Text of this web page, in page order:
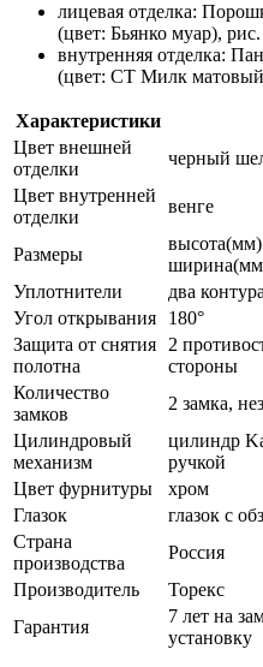
лицевая отделка:
(цвет: Бьянко муар),
внутренняя отделка:
(цвет: СТ Милк
Характеристики
Цвет внешней
отделки
черный
Цвет внутренней
отделки
венге
Размеры
Уплотнители
два
Угол открывания
180°
Защита от снятия
полотна
2
стороны
Количество
замков
2 замка,
Цилиндровый
механизм
цилиндр
ручкой
Цвет фурнитуры
хром
Глазок
глазок с
Страна
производства
Россия
Производитель
Торекс
Гарантия
7 лет на
установку